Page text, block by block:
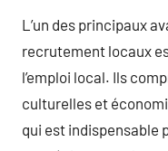
L’un des principaux
recrutement locaux
l’emploi local. Ils
culturelles et
qui est indispensable